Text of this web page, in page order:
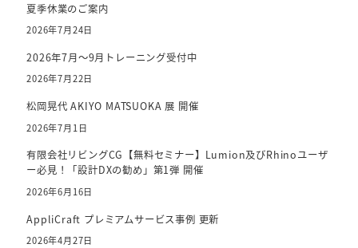
夏季休業のご案内
2026年7月24日
2026年7月～9月トレーニング受付中
2026年7月22日
松岡晃代 AKIYO MATSUOKA 展 開催
2026年7月1日
有限会社リビングCG【無料セミナー】Lumion及びRhinoユーザ
ー必見！「設計DXの勧め」第1弾 開催
2026年6月16日
AppliCraft プレミアムサービス事例 更新
2026年4月27日